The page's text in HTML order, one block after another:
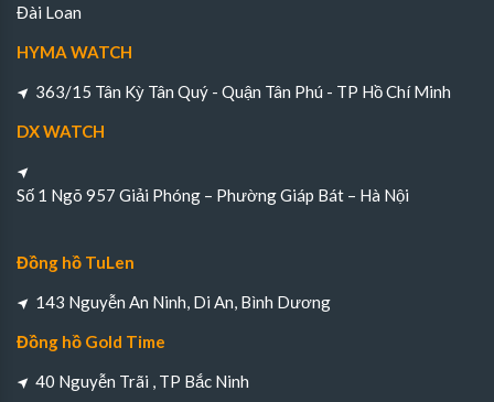
Đài Loan
HYMA WATCH
363/15 Tân Kỳ Tân Quý - Quận Tân Phú - TP Hồ Chí Minh
DX WATCH
Số 1 Ngõ 957 Giải Phóng – Phường Giáp Bát – Hà Nội
Đồng hồ TuLen
143 Nguyễn An Ninh, Di An, Bình Dương
Đồng hồ Gold Time
40 Nguyễn Trãi , TP Bắc Ninh